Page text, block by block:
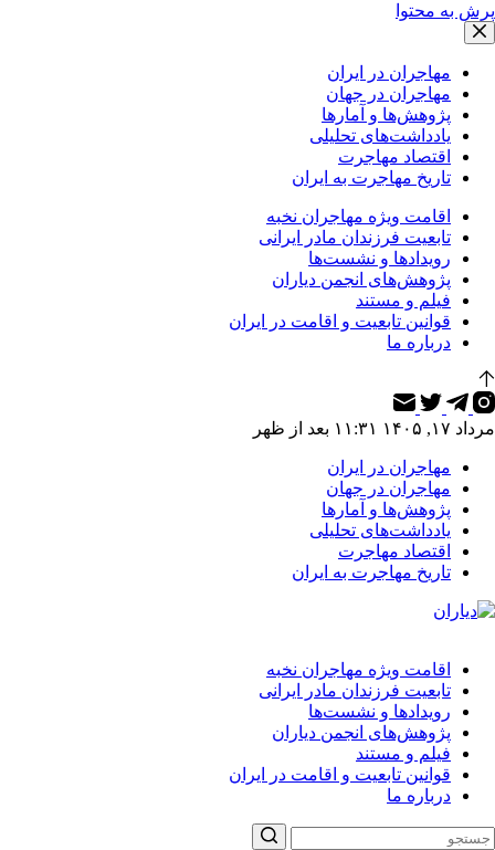
پرش به محتوا
مهاجران در ایران
مهاجران در جهان
پژوهش‌ها و آمارها
یادداشت‌های تحلیلی
اقتصاد مهاجرت
تاریخ مهاجرت به ایران
اقامت ویژه مهاجران نخبه
تابعیت فرزندان مادر ایرانی
رویدادها و نشست‌ها
پژوهش‌های انجمن دیاران
فیلم و مستند
قوانین تابعیت و اقامت در ایران
درباره ما
مرداد ۱۷, ۱۴۰۵ ۱۱:۳۱ بعد از ظهر
مهاجران در ایران
مهاجران در جهان
پژوهش‌ها و آمارها
یادداشت‌های تحلیلی
اقتصاد مهاجرت
تاریخ مهاجرت به ایران
اقامت ویژه مهاجران نخبه
تابعیت فرزندان مادر ایرانی
رویدادها و نشست‌ها
پژوهش‌های انجمن دیاران
فیلم و مستند
قوانین تابعیت و اقامت در ایران
درباره ما